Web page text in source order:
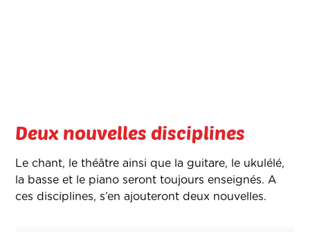
Deux nouvelles disciplines
Le chant, le théâtre ainsi que la guitare, le ukulélé,
la basse et le piano seront toujours enseignés. A
ces disciplines, s’en ajouteront deux nouvelles.